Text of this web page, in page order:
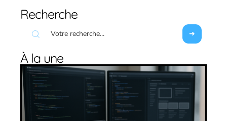
Recherche
À la une